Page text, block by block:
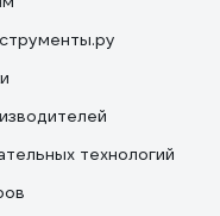
технологий